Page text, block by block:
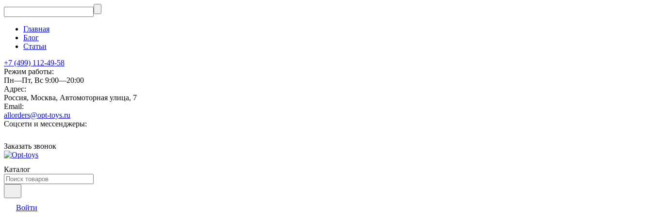
Главная
Блог
Статьи
+7 (499) 112-49-58
Режим работы:
Пн—Пт, Вс 9:00—20:00
Адрес:
Россия, Москва, Автомоторная улица, 7
Email:
allorders@opt-toys.ru
Соцсети и мессенджеры:
Заказать звонок
Каталог
Войти